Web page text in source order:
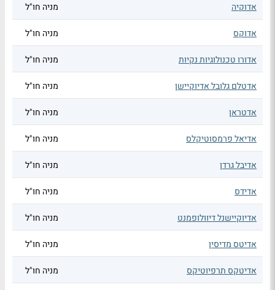
אדוקיה מניה חו"ל
אדוקס מניה חו"ל
אדורו טכנולוגיות נקיות מניה חו"ל
אדטלם גלובל אדיוקיישן מניה חו"ל
אדטראן מניה חו"ל
אדיאל פרמסוטיקלס מניה חו"ל
אדיבל גרדן מניה חו"ל
אדידס מניה חו"ל
אדיוקיישנל דיוולופמנט מניה חו"ל
אדיטס מדיסין מניה חו"ל
אדיטקס תרפיוטיקס מניה חו"ל